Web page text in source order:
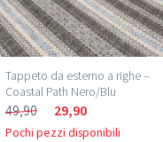
Tappeto da esterno a righe –
Coastal Path Nero/Blu
49,90 29,90
Pochi pezzi disponibili